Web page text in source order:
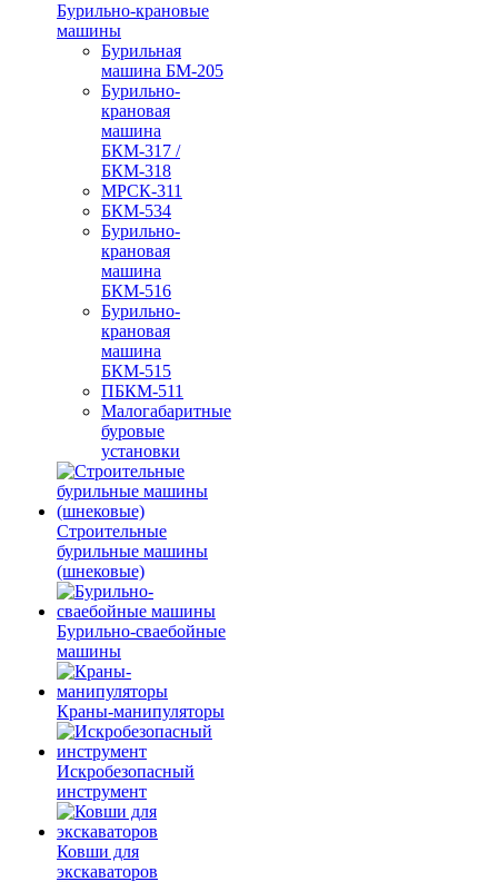
Бурильно-крановые
машины
Бурильная
машина БМ-205
Бурильно-
крановая
машина
БКМ-317 /
БКМ-318
МРСК-311
БКМ-534
Бурильно-
крановая
машина
БКМ-516
Бурильно-
крановая
машина
БКМ-515
ПБКМ-511
Малогабаритные
буровые
установки
Строительные
бурильные машины
(шнековые)
Бурильно-сваебойные
машины
Краны-манипуляторы
Искробезопасный
инструмент
Ковши для
экскаваторов